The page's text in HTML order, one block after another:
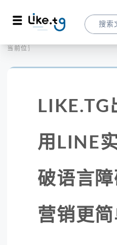
当前位置：
LIKE.TG
用LINE
破语言
营销更简